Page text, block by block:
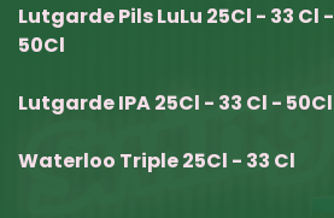
Lutgarde Pils LuLu 25Cl - 33 Cl -
50Cl
Lutgarde IPA 25Cl - 33 Cl - 50Cl
Waterloo Triple 25Cl - 33 Cl